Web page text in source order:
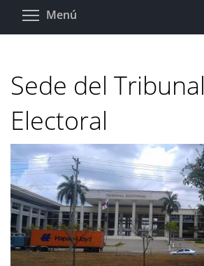
Pasar
Menú
Sede del Tribunal
Electoral